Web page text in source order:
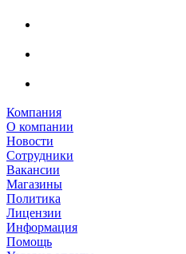
Компания
О компании
Новости
Сотрудники
Вакансии
Магазины
Политика
Лицензии
Информация
Помощь